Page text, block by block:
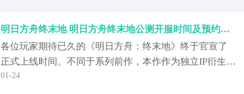
明日方舟终末地 明日方舟终末地公测开服时间及预约入口
各位玩家期待已久的《明日方舟：终末地》终于官宣了
正式上线时间。不同于系列前作，本作作为独立IP衍生作
品，将带领玩家登陆塔卫二星球，开启一段融合基建、
01-24